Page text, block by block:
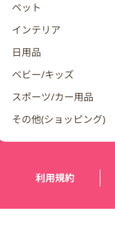
ペット
インテリア
日用品
ベビー/キッズ
スポーツ/カー用品
その他(ショッピング)
利用規約